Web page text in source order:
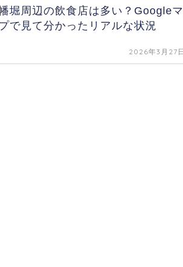
堀周辺の飲食店は多い？Googleマ
で見て分かったリアルな状況
2026年3月27